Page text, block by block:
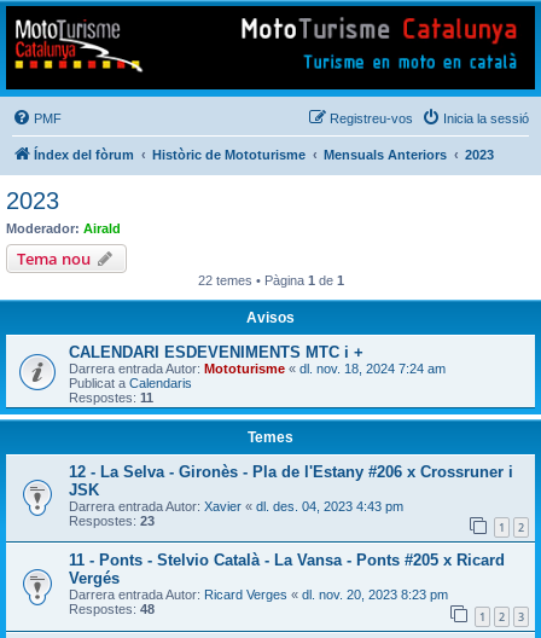
Mototurisme
Turisme en moto en català
PMF Inicia la sessió
Registreu-vos
Índex del fòrum Històric de Mototurisme Mensuals Anteriors 2023
2023
Moderador: Airald
Tema nou
22 temes • Pàgina 1 de 1
Avisos
CALENDARI ESDEVENIMENTS MTC i +
Darrera entrada Autor: Mototurisme « dl. nov. 18, 2024 7:24 am
Publicat a Calendaris
Respostes: 11
Temes
12 - La Selva - Gironès - Pla de l'Estany #206 x Crossruner i
JSK
Darrera entrada Autor: Xavier « dl. des. 04, 2023 4:43 pm
Respostes: 23 1 2
11 - Ponts - Stelvio Català - La Vansa - Ponts #205 x Ricard
Vergés
Darrera entrada Autor: Ricard Verges « dl. nov. 20, 2023 8:23 pm
Respostes: 48 1 2 3